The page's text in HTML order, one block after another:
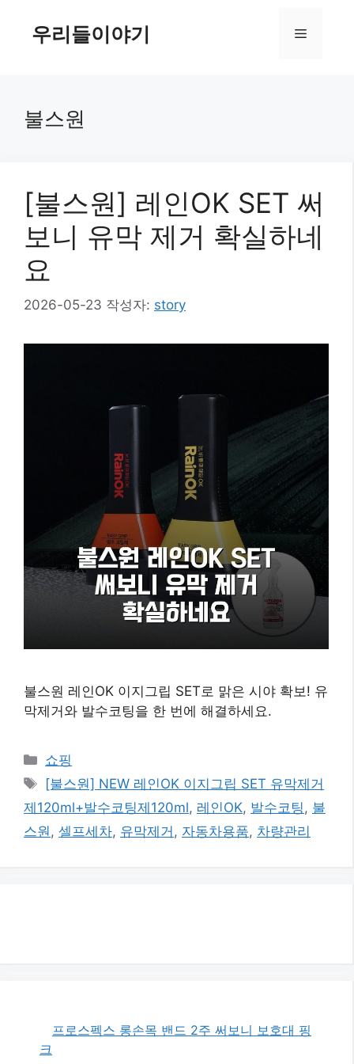
우리들이야기 메
불스원
[불스원] 레인OK SET 써
보니 유막 제거 확실하네
요
2026-05-23 작성자: story
불스원 레인OK 이지그립 SET로 맑은 시야 확보! 유
막제거와 발수코팅을 한 번에 해결하세요.
카
테
고
리
쇼핑
태
그
[불스원] NEW 레인OK 이지그립 SET 유막제거
제120ml+발수코팅제120ml, 레인OK, 발수코팅 , 불
스원 , 셀프세차, 유막제거 , 자동차용품, 차량관리
프로스펙스 롱손목 밴드 2주 써보니 보호대 핑
크